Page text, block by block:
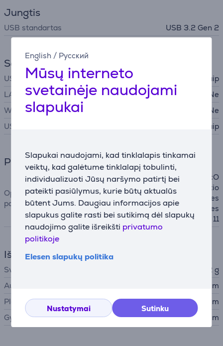
English / Русский
Mūsų interneto
svetainėje naudojami
slapukai
Slapukai naudojami, kad tinklalapis tinkamai
veiktų, kad galėtume tinklalapį tobulinti,
individualizuoti Jūsų naršymo patirtį bei
pateikti pasiūlymus, kurie būtų aktualūs
būtent Jums. Daugiau informacijos apie
slapukus galite rasti bei sutikimą dėl slapukų
naudojimo galite išreikšti privatumo
politikoje
Elesen slapukų politika
Nustatymai Sutinku
Jungtis
USB standartas USB 3.2 Gen 2
Sąsajos
USB-A
Taip
LAN (tinklas, RJ45)
Ne
WiFi
Ne
USB-C
Taip
Programinė įranga
Operacinės sistemos
palaikymas
macOS 10.14 (Mojave), macO
S 10.15 (Catalina), PlayStatio
n 4, Windows 10, Xbox Series
X, PlayStation 5, Xbox Series
S, Windows 11
Išmatavimai
Svoris
40,82 g
Aukštis
9,68 cm
Plotis
4,7 cm
Gylis
0,99 cm